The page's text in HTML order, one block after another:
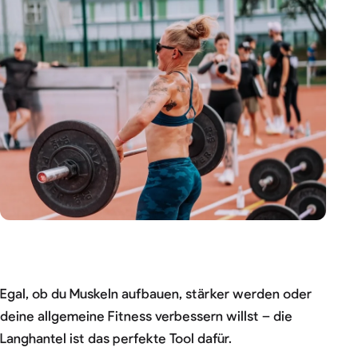
Egal, ob du Muskeln aufbauen, stärker werden oder
deine allgemeine Fitness verbessern willst – die
Langhantel ist das perfekte Tool dafür.